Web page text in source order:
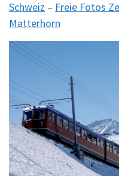
Schweiz – Freie Fotos
Matterhorn